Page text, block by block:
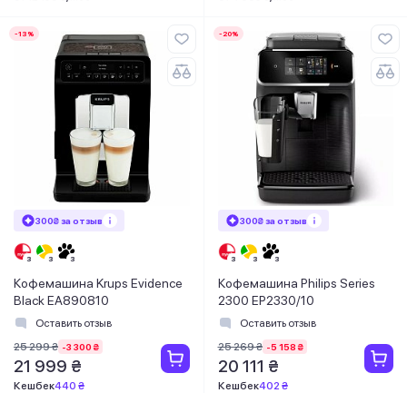
-13%
300₴ за отзыв
Кофемашина Krups Evidence
Black EA890810
Оставить отзыв
25 299 ₴ -3 300 ₴
21 999 ₴
Кешбек440 ₴
-20%
300₴ за отзыв
Кофемашина Philips Series
2300 EP2330/10
Оставить отзыв
25 269 ₴ -5 158 ₴
20 111 ₴
Кешбек402 ₴